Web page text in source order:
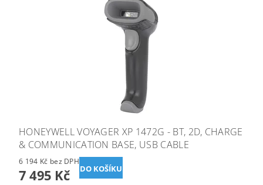
HONEYWELL VOYAGER XP 1472G - BT, 2D, CHARGE
& COMMUNICATION BASE, USB CABLE
6 194 Kč bez DPH
7 495 Kč